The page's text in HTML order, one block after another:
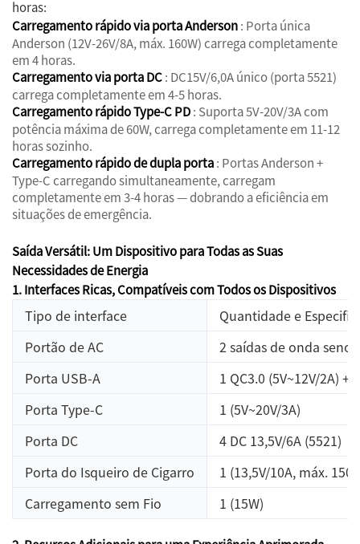
horas:
Carregamento rápido via porta Anderson: Porta única
Anderson (12V-26V/8A, máx. 160W) carrega completamente
em 4 horas.
Carregamento via porta DC: DC15V/6,0A único (porta 5521)
carrega completamente em 4-5 horas.
Carregamento rápido Type-C PD: Suporta 5V-20V/3A com
potência máxima de 60W, carrega completamente em 11-12
horas sozinho.
Carregamento rápido de dupla porta: Portas Anderson +
Type-C carregando simultaneamente, carregam
completamente em 3-4 horas — dobrando a eficiência em
situações de emergência.
Saída Versátil: Um Dispositivo para Todas as Suas
Necessidades de Energia
1. Interfaces Ricas, Compatíveis com Todos os Dispositivos
Tipo de interface
Quantidade e
Portão de AC
2 saídas de onda
Porta USB-A
1 QC3.0 (5V~12V/2A) +
Porta Type-C
1 (5V~20V/3A)
Porta DC
4 DC 13,5V/6A (5521)
Porta do Isqueiro de Cigarro
1 (13,5V/10A, máx.
Carregamento sem Fio
1 (15W)